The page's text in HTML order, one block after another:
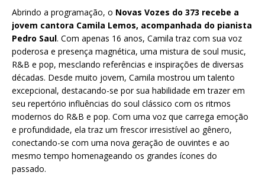
Abrindo a programação, o Novas Vozes do 373 recebe a
jovem cantora Camila Lemos, acompanhada do pianista
Pedro Saul. Com apenas 16 anos, Camila traz com sua voz
poderosa e presença magnética, uma mistura de soul music,
R&B e pop, mesclando referências e inspirações de diversas
décadas. Desde muito jovem, Camila mostrou um talento
excepcional, destacando-se por sua habilidade em trazer em
seu repertório influências do soul clássico com os ritmos
modernos do R&B e pop. Com uma voz que carrega emoção
e profundidade, ela traz um frescor irresistível ao gênero,
conectando-se com uma nova geração de ouvintes e ao
mesmo tempo homenageando os grandes ícones do
passado.